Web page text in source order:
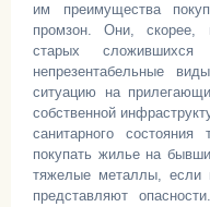
им преимущества
промзон. Они, скорее,
старых
непрезентабельные
ситуацию на
собственной
санитарного
покупать жилье на
тяжелые металлы, если
представляют